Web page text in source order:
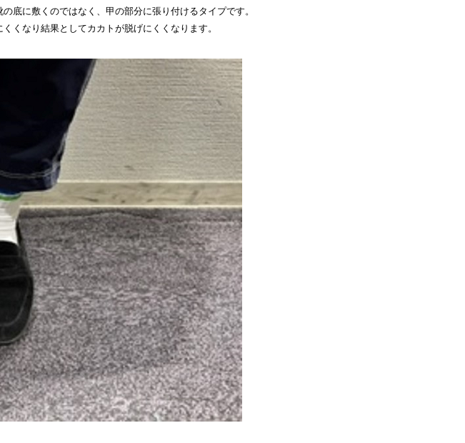
底に敷くのではなく、甲の部分に張り付けるタイプです。
くなり結果としてカカトが脱げにくくなります。